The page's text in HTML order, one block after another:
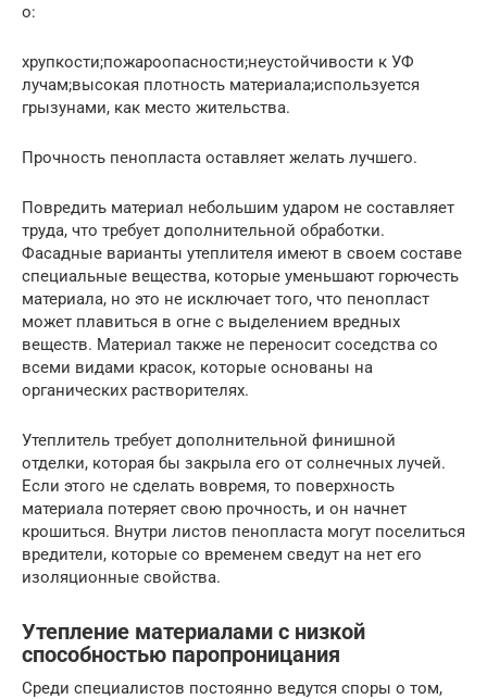
о:
хрупкости;пожароопасности;неустойчивости к УФ
лучам;высокая плотность материала;используется
грызунами, как место жительства.
Прочность пенопласта оставляет желать лучшего.
Повредить материал небольшим ударом не составляет
труда, что требует дополнительной обработки.
Фасадные варианты утеплителя имеют в своем составе
специальные вещества, которые уменьшают горючесть
материала, но это не исключает того, что пенопласт
может плавиться в огне с выделением вредных
веществ. Материал также не переносит соседства со
всеми видами красок, которые основаны на
органических растворителях.
Утеплитель требует дополнительной финишной
отделки, которая бы закрыла его от солнечных лучей.
Если этого не сделать вовремя, то поверхность
материала потеряет свою прочность, и он начнет
крошиться. Внутри листов пенопласта могут поселиться
вредители, которые со временем сведут на нет его
изоляционные свойства.
Утепление материалами с низкой
способностью паропроницания
Среди специалистов постоянно ведутся споры о том,